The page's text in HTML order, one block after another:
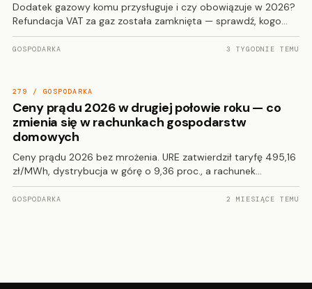
Dodatek gazowy komu przysługuje i czy obowiązuje w 2026?
Refundacja VAT za gaz została zamknięta — sprawdź, kogo…
GOSPODARKA 3 TYGODNIE TEMU
279 / GOSPODARKA
Ceny prądu 2026 w drugiej połowie roku — co
zmienia się w rachunkach gospodarstw
domowych
Ceny prądu 2026 bez mrożenia. URE zatwierdził taryfę 495,16
zł/MWh, dystrybucja w górę o 9,36 proc., a rachunek…
GOSPODARKA 2 MIESIĄCE TEMU